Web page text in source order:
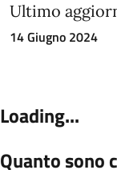
Ultimo
14 Giugno 2024